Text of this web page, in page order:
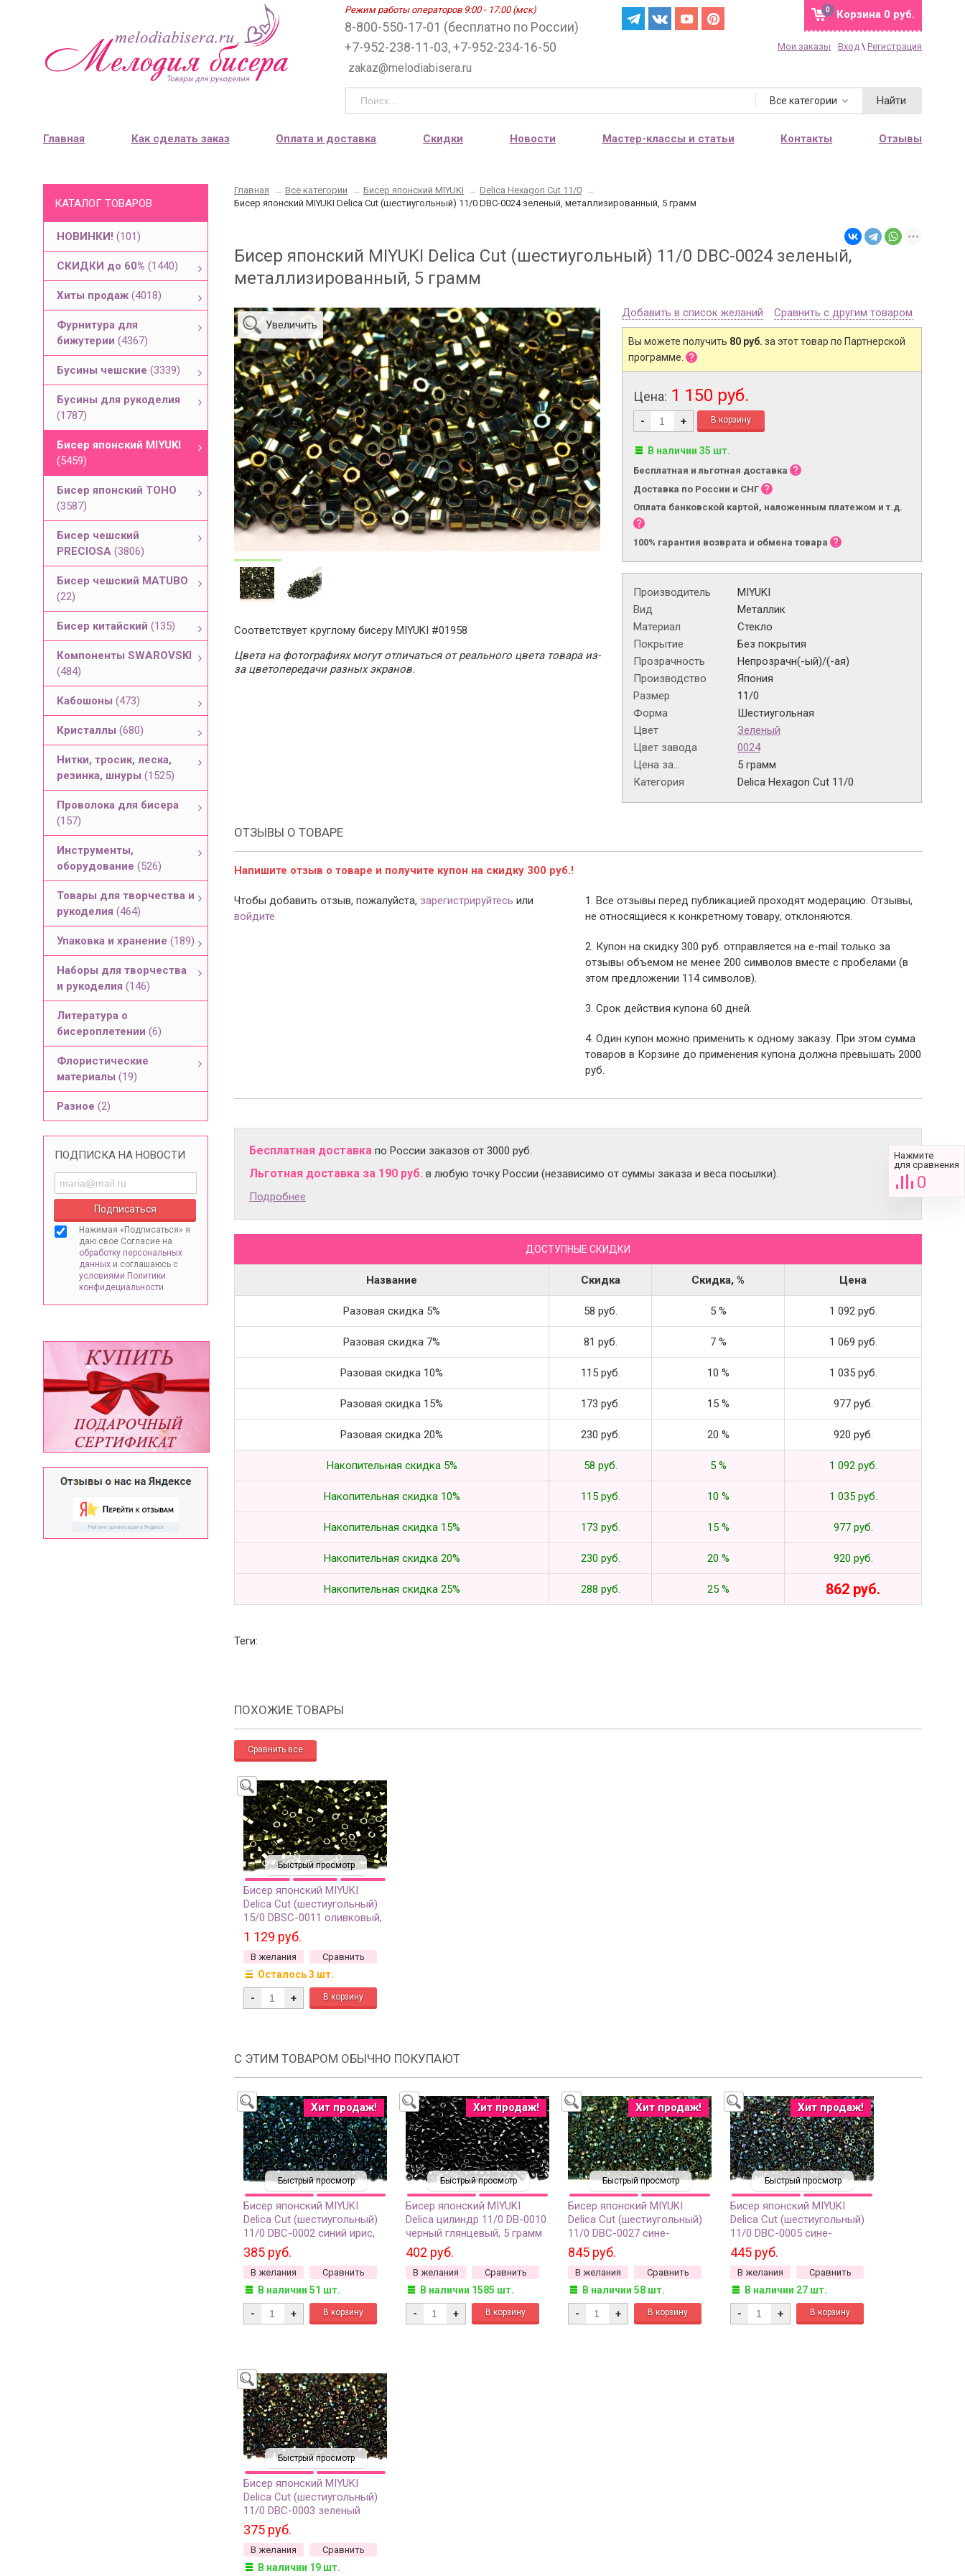
Режим работы операторов 9:00 - 17:00 (мск)
8-800-550-17-01 (бесплатно по России)
+7-952-238-11-03, +7-952-234-16-50
zakaz@melodiabisera.ru
Корзина 0 руб.
0
Мои заказы Вход \ Регистрация
Все категории Найти
Главная Как сделать заказ Оплата и доставка Скидки Новости Мастер-классы и статьи Контакты Отзывы
КАТАЛОГ ТОВАРОВ
НОВИНКИ! (101)
СКИДКИ до 60% (1440)
Хиты продаж (4018)
Фурнитура для
бижутерии (4367)
Бусины чешские (3339)
Бусины для рукоделия
(1787)
Бисер японский MIYUKI
(5459)
Бисер японский TOHO
(3587)
Бисер чешский
PRECIOSA (3806)
Бисер чешский MATUBO
(22)
Бисер китайский (135)
Компоненты SWAROVSKI
(484)
Кабошоны (473)
Кристаллы (680)
Нитки, тросик, леска,
резинка, шнуры (1525)
Проволока для бисера
(157)
Инструменты,
оборудование (526)
Товары для творчества и
рукоделия (464)
Упаковка и хранение (189)
Наборы для творчества
и рукоделия (146)
Литература о
бисероплетении (6)
Флористические
материалы (19)
Разное (2)
ПОДПИСКА НА НОВОСТИ
Нажимая «Подписаться» я
даю свое Согласие на
обработку персональных
данных и соглашаюсь с
условиями Политики
конфидециальности
Главная → Все категории → Бисер японский MIYUKI → Delica Hexagon Cut 11/0 →
Бисер японский MIYUKI Delica Cut (шестиугольный) 11/0 DBС-0024 зеленый, металлизированный, 5 грамм
Бисер японский MIYUKI Delica Cut (шестиугольный) 11/0 DBС-0024 зеленый,
металлизированный, 5 грамм
Увеличить
Соответствует круглому бисеру MIYUKI #01958
Цвета на фотографиях могут отличаться от реального цвета товара из-
за цветопередачи разных экранов.
Добавить в список желаний Сравнить с другим товаром
Вы можете получить 80 руб. за этот товар по Партнерской
программе.
Цена: 1 150 руб.
- +
В наличии 35 шт.
Бесплатная и льготная доставка
Доставка по России и СНГ
Оплата банковской картой, наложенным платежом и т.д.
100% гарантия возврата и обмена товара
Производитель
MIYUKI
Вид
Металлик
Материал
Стекло
Покрытие
Без покрытия
Прозрачность
Непрозрачн(-ый)/(-ая)
Производство
Япония
Размер
11/0
Форма
Шестиугольная
Цвет
Зеленый
Цвет завода
0024
Цена за...
5 грамм
Категория
Delica Hexagon Cut 11/0
ОТЗЫВЫ О ТОВАРЕ
Напишите отзыв о товаре и получите купон на скидку 300 руб.!
Чтобы добавить отзыв, пожалуйста, зарегистрируйтесь или
войдите
1. Все отзывы перед публикацией проходят модерацию. Отзывы,
не относящиеся к конкретному товару, отклоняются.
2. Купон на скидку 300 руб. отправляется на e-mail только за
отзывы объемом не менее 200 символов вместе с пробелами (в
этом предложении 114 символов).
3. Срок действия купона 60 дней.
4. Один купон можно применить к одному заказу. При этом сумма
товаров в Корзине до применения купона должна превышать 2000
руб.
Бесплатная доставка по России заказов от 3000 руб.
Льготная доставка за 190 руб. в любую точку России (независимо от суммы заказа и веса посылки).
Подробнее
ДОСТУПНЫЕ СКИДКИ
Название Скидка Скидка, % Цена
Разовая скидка 5% 58 руб. 5 % 1 092 руб.
Разовая скидка 7% 81 руб. 7 % 1 069 руб.
Разовая скидка 10% 115 руб. 10 % 1 035 руб.
Разовая скидка 15% 173 руб. 15 % 977 руб.
Разовая скидка 20% 230 руб. 20 % 920 руб.
Накопительная скидка 5% 58 руб. 5 % 1 092 руб.
Накопительная скидка 10% 115 руб. 10 % 1 035 руб.
Накопительная скидка 15% 173 руб. 15 % 977 руб.
Накопительная скидка 20% 230 руб. 20 % 920 руб.
Накопительная скидка 25% 288 руб. 25 % 862 руб.
Теги:
ПОХОЖИЕ ТОВАРЫ
Быстрый просмотр
Бисер японский MIYUKI
Delica Cut (шестиугольный)
15/0 DBSC-0011 оливковый,
металлизированный, 5
грамм
1 129 руб.
В желания Сравнить
Осталось 3 шт.
- +
С ЭТИМ ТОВАРОМ ОБЫЧНО ПОКУПАЮТ
Быстрый просмотр
Хит продаж!
Бисер японский MIYUKI
Delica Cut (шестиугольный)
11/0 DBС-0002 синий ирис,
металлизированный, 5
грамм
385 руб.
В желания Сравнить
В наличии 51 шт.
- +
Быстрый просмотр
Хит продаж!
Бисер японский MIYUKI
Delica цилиндр 11/0 DB-0010
черный глянцевый, 5 грамм
402 руб.
В желания Сравнить
В наличии 1585 шт.
- +
Быстрый просмотр
Хит продаж!
Бисер японский MIYUKI
Delica Cut (шестиугольный)
11/0 DBС-0027 сине-
зеленый ирис,
металлизированный, 5
грамм
845 руб.
В желания Сравнить
В наличии 58 шт.
- +
Быстрый просмотр
Хит продаж!
Бисер японский MIYUKI
Delica Cut (шестиугольный)
11/0 DBС-0005 сине-
зеленый ирис,
металлизированный, 5
грамм
445 руб.
В желания Сравнить
В наличии 27 шт.
- +
Быстрый просмотр
Бисер японский MIYUKI
Delica Cut (шестиугольный)
11/0 DBС-0003 зеленый
ирис, металлизированный, 5
грамм
375 руб.
В желания Сравнить
В наличии 19 шт.
Нажмите
для сравнения
0